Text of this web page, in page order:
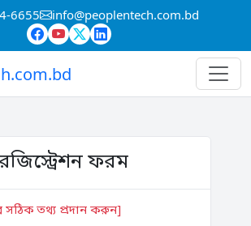
6655 info@peoplentech.com.bd
ফরম
সঠিক তথ্য প্রদান করুন]